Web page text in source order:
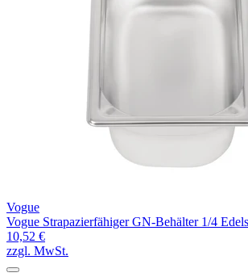
Vogue
Vogue Strapazierfähiger GN-Behälter 1/4
10,52 €
zzgl. MwSt.